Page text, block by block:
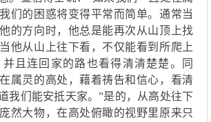
们的困惑将变得平常而简单。通常当
的方向时，他总是能再次从山顶上找
他从山上往下看，不仅能看到所爬上
且连回家的路也看得清清楚楚。同
属灵的高处，藉着祷告和信心，看清
我们能安抵天家。”是的，从高处往下
然大物，在高处俯瞰的视野里原来只